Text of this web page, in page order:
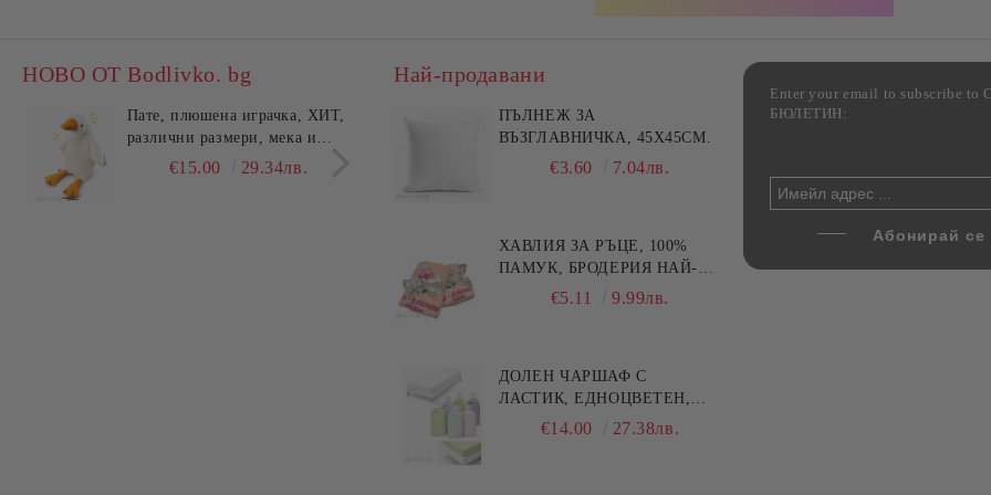
НОВО ОТ Bodlivko. bg
Пате, плюшена играчка, ХИТ,
различни размери, мека и
гушлива€15.00 29.34лв.
Калъфка за възглавница ,
едноцветна, 100% памук,
различни цветове по избор
€4.00 7.82лв.
Комплект за алкохолни
Най-продавани
ПЪЛНЕЖ ЗА
ВЪЗГЛАВНИЧКА, 45X45СМ.
€3.60 7.04лв.
ХАВЛИЯ ЗА РЪЦЕ, 100%
ПАМУК, БРОДЕРИЯ НАЙ-
ДОБАРАТА МАЙКА/БАБА ,
€5.11 9.99лв.
ДОЛЕН ЧАРШАФ С
ЛАСТИК, ЕДНОЦВЕТЕН,
100% ПАМУК, РАЗЛИЧНИ
€14.00 27.38лв.
Enter your email to subscribe
БЮЛЕТИН: